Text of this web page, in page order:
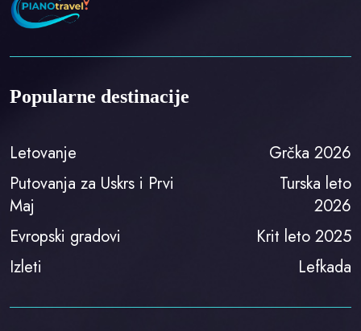
Popularne destinacije
Letovanje
Putovanja za Uskrs i Prvi
Maj
Evropski gradovi
Izleti
Grčka 2026
Turska leto
2026
Krit leto 2025
Lefkada